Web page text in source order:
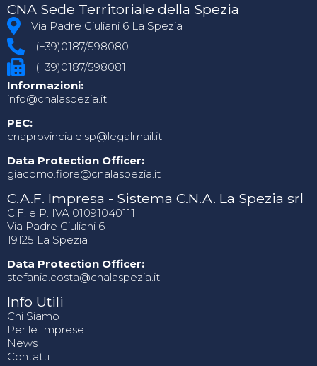
CNA Sede Territoriale della Spezia
Via Padre Giuliani 6 La Spezia
(+39)0187/598080
(+39)0187/598081
Informazioni:
info@cnalaspezia.it
PEC:
cnaprovinciale.sp@legalmail.it
Data Protection Officer:
giacomo.fiore@cnalaspezia.it
C.A.F. Impresa - Sistema C.N.A. La Spezia srl
C.F. e P. IVA 01091040111
Via Padre Giuliani 6
19125 La Spezia
Data Protection Officer:
stefania.costa@cnalaspezia.it
Info Utili
Chi Siamo
Per le Imprese
News
Contatti